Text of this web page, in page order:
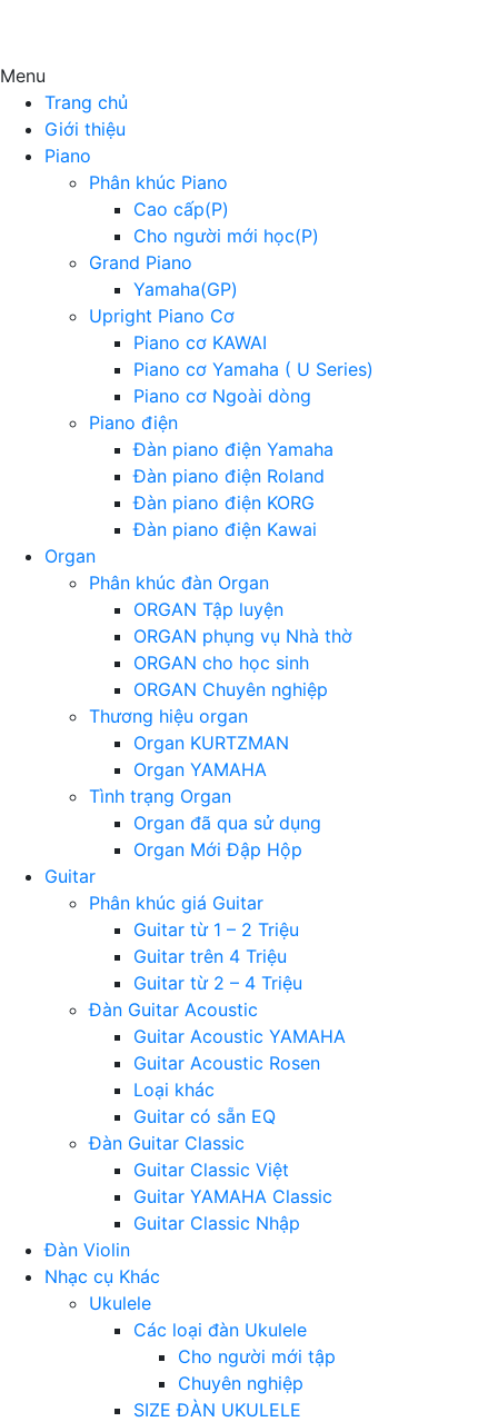
Menu
Trang chủ
Giới thiệu
Piano
Phân khúc Piano
Cao cấp(P)
Cho người mới học(P)
Grand Piano
Yamaha(GP)
Upright Piano Cơ
Piano cơ KAWAI
Piano cơ Yamaha ( U Series)
Piano cơ Ngoài dòng
Piano điện
Đàn piano điện Yamaha
Đàn piano điện Roland
Đàn piano điện KORG
Đàn piano điện Kawai
Organ
Phân khúc đàn Organ
ORGAN Tập luyện
ORGAN phụng vụ Nhà thờ
ORGAN cho học sinh
ORGAN Chuyên nghiệp
Thương hiệu organ
Organ KURTZMAN
Organ YAMAHA
Tình trạng Organ
Organ đã qua sử dụng
Organ Mới Đập Hộp
Guitar
Phân khúc giá Guitar
Guitar từ 1 – 2 Triệu
Guitar trên 4 Triệu
Guitar từ 2 – 4 Triệu
Đàn Guitar Acoustic
Guitar Acoustic YAMAHA
Guitar Acoustic Rosen
Loại khác
Guitar có sẵn EQ
Đàn Guitar Classic
Guitar Classic Việt
Guitar YAMAHA Classic
Guitar Classic Nhập
Đàn Violin
Nhạc cụ Khác
Ukulele
Các loại đàn Ukulele
Cho người mới tập
Chuyên nghiệp
SIZE ĐÀN UKULELE